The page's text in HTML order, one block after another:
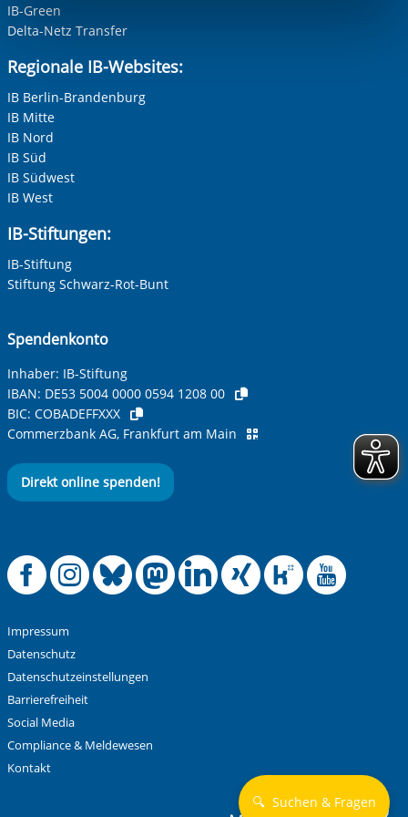
Funktionen sind. Diese Cookies setzen wir aufgrund
berechtigter Interessen und daher unabhängig von einer
Einwilligung.
IB-Green
Delta-Netz Transfer
Regionale IB-Websites:
IB Berlin-Brandenburg
IB Mitte
IB Nord
IB Süd
IB Südwest
IB West
IB-Stiftungen:
IB-Stiftung
Stiftung Schwarz-Rot-Bunt
Spendenkonto
Inhaber: IB-Stiftung
IBAN: DE53 5004 0000 0594 1208 00
BIC: COBADEFFXXX
Commerzbank AG, Frankfurt am Main
Direkt online spenden!
Offizielle
Offizielle
Offizielle
Offizielle
Offizielle
Impressum
Datenschutz
Datenschutzeinstellungen
Barrierefreiheit
Social Media
Compliance & Meldewesen
Kontakt
🔍 Suchen & Fragen